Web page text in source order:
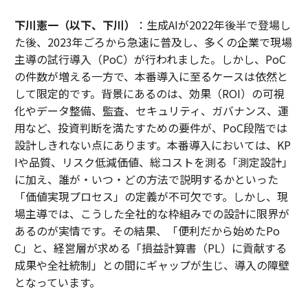
下川憲一（以下、下川）
：生成AIが2022年後半で登場し
た後、2023年ごろから急速に普及し、多くの企業で現場
主導の試行導入（PoC）が行われました。しかし、PoC
の件数が増える一方で、本番導入に至るケースは依然と
して限定的です。背景にあるのは、効果（ROI）の可視
化やデータ整備、監査、セキュリティ、ガバナンス、運
用など、投資判断を満たすための要件が、PoC段階では
設計しきれない点にあります。本番導入においては、KP
Iや品質、リスク低減価値、総コストを測る「測定設計」
に加え、誰が・いつ・どの方法で説明するかといった
「価値実現プロセス」の定義が不可欠です。しかし、現
場主導では、こうした全社的な枠組みでの設計に限界が
あるのが実情です。その結果、「便利だから始めたPo
C」と、経営層が求める「損益計算書（PL）に貢献する
成果や全社統制」との間にギャップが生じ、導入の障壁
となっています。